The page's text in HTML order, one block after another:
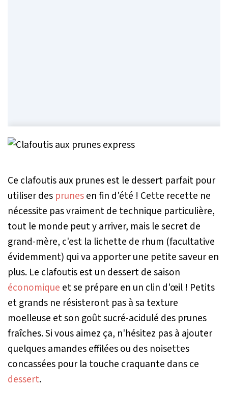
Ce clafoutis aux prunes est le dessert parfait pour
utiliser des prunesen fin d'été ! Cette recette ne
nécessite pas vraiment de technique particulière,
tout le monde peut y arriver, mais le secret de
grand-mère, c'est la lichette de rhum (facultative
évidemment) qui va apporter une petite saveur en
plus. Le clafoutis est un dessert de saison
économique et se prépare en un clin d'œil ! Petits
et grands ne résisteront pas à sa texture
moelleuse et son goût sucré-acidulé des prunes
fraîches. Si vous aimez ça, n'hésitez pas à ajouter
quelques amandes effilées ou des noisettes
concassées pour la touche craquante dans ce
dessert.